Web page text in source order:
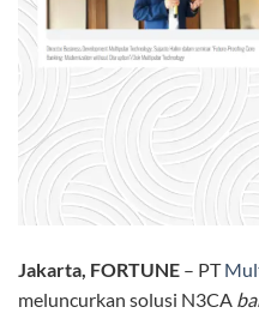
Jakarta, FORTUNE – PT
meluncurkan solusi N3CA